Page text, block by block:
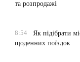
та розпродажі
8:54
Як підібрати
щоденних поїздок